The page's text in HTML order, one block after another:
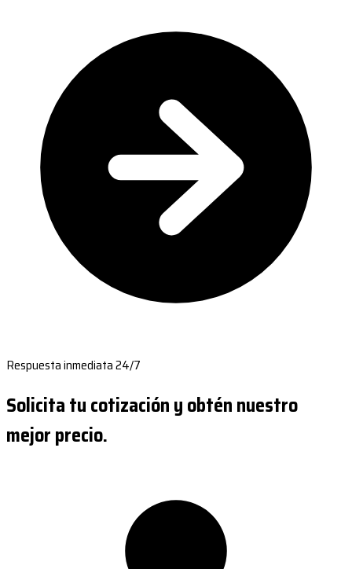
Respuesta inmediata 24/7
Solicita tu cotización y obtén nuestro
mejor precio.